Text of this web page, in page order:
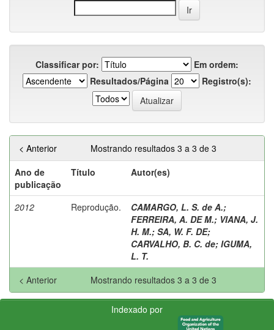
Classificar por:
Em ordem:
Resultados/Página
Registro(s):
Mostrando resultados 3 a 3 de 3
< Anterior
Ano de
publicação
Título Autor(es)
2012 Reprodução. CAMARGO, L. S. de A.;
FERREIRA, A. DE M.; VIANA, J.
H. M.; SA, W. F. DE;
CARVALHO, B. C. de; IGUMA,
L. T.
Mostrando resultados 3 a 3 de 3
< Anterior
Indexado por